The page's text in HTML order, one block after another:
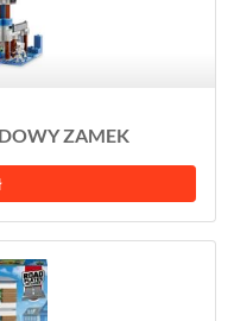
ZAMEK